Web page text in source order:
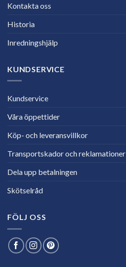
Kontakta oss
Historia
Inredningshjälp
KUNDSERVICE
Kundservice
Våra öppettider
Köp- och leveransvillkor
Transportskador och reklamationer
Dela upp betalningen
Skötselråd
FÖLJ OSS